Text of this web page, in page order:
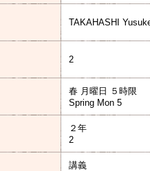
TAKAHASHI
2
春 月曜日 ５時限
Spring Mon 5
２年
2
講義